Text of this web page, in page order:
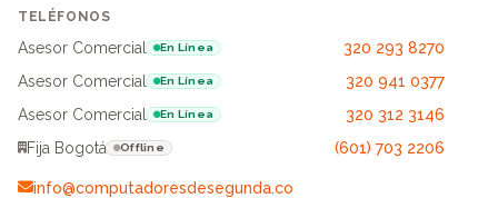
TELÉFONOS
Asesor Comercial En Línea
320 293 8270
Asesor Comercial
En Línea
320 941 0377
Asesor Comercial
En Línea
320 312 3146
Fija Bogotá
Offline (601) 703 2206
info@computadoresdesegunda.co